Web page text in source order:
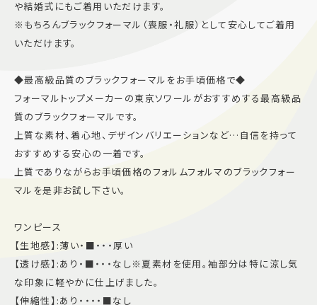
や結婚式にもご着用いただけます。
※もちろんブラックフォーマル（喪服・礼服）として安心してご着用
いただけます。
◆最高級品質のブラックフォーマルをお手頃価格で◆
フォーマルトップメーカーの東京ソワールがおすすめする最高級品
質のブラックフォーマルです。
上質な素材、着心地、デザインバリエーションなど…自信を持って
おすすめする安心の一着です。
上質でありながらお手頃価格のフォルムフォルマのブラックフォー
マルを是非お試し下さい。
ワンピース
【生地感】:薄い・■・・・厚い
【透け感】:あり・■・・・なし※夏素材を使用。袖部分は特に涼し気
な印象に軽やかに仕上げました。
【伸縮性】:あり・・・・■なし